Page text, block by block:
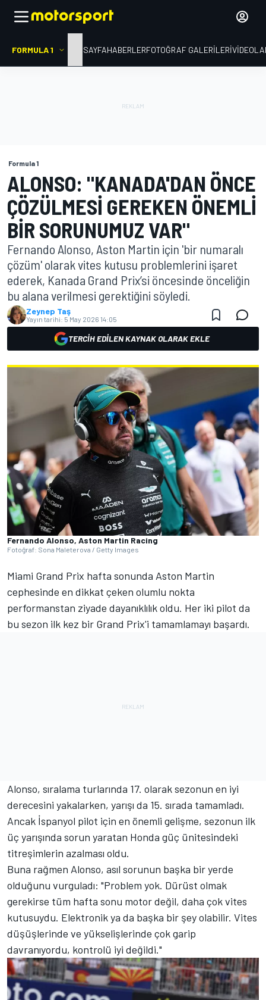
FORMULA 1 ANA SAYFAHABERLERFOTOĞRAF GALERILERI
Formula 1
ALONSO: "KANADA'DAN ÖNCE
ÇÖZÜLMESI GEREKEN ÖNEMLI
BIR SORUNUMUZ VAR"
Fernando Alonso, Aston Martin için 'bir numaralı
çözüm' olarak vites kutusu problemlerini işaret
ederek, Kanada Grand Prix’si öncesinde önceliğin
bu alana verilmesi gerektiğini söyledi.
Zeynep Taş
Yayın tarihi: 5 May 2026 14:05
TERCIH EDILEN KAYNAK OLARAK EKLE
Fernando Alonso, Aston Martin Racing
Fotoğraf: Sona Maleterova / Getty Images
Miami Grand Prix hafta sonunda Aston Martin
cephesinde en dikkat çeken olumlu nokta
performanstan ziyade dayanıklılık oldu. Her iki pilot da
bu sezon ilk kez bir Grand Prix'i tamamlamayı başardı.
Alonso, sıralama turlarında 17. olarak sezonun en iyi
derecesini yakalarken, yarışı da 15. sırada tamamladı.
Ancak İspanyol pilot için en önemli gelişme, sezonun ilk
üç yarışında sorun yaratan Honda güç ünitesindeki
titreşimlerin azalması oldu.
Buna rağmen Alonso, asıl sorunun başka bir yerde
olduğunu vurguladı: "Problem yok. Dürüst olmak
gerekirse tüm hafta sonu motor değil, daha çok vites
kutusuydu. Elektronik ya da başka bir şey olabilir. Vites
düşüşlerinde ve yükselişlerinde çok garip
davranıyordu, kontrolü iyi değildi."